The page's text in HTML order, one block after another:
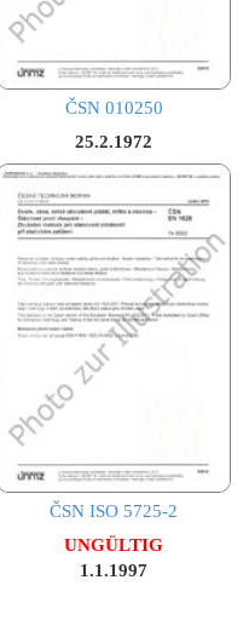
ČSN 010250
25.2.1972
ČSN ISO 5725-2
UNGÜLTIG
1.1.1997